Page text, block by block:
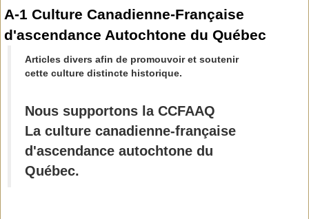
A-1 Culture Canadienne-Française
d'ascendance Autochtone du Québec
Articles divers afin de promouvoir et soutenir
cette culture distincte historique.
Nous supportons la CCFAAQ
La culture canadienne-française
d'ascendance autochtone du
Québec.